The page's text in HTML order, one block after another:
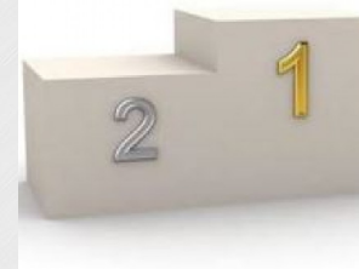
ZNANI SO ZMAGOVALCI